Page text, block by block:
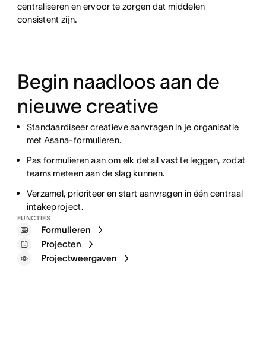
centraliseren en ervoor te zorgen dat middelen
consistent zijn.
Begin naadloos aan de
nieuwe creative
Standaardiseer creatieve aanvragen in je organisatie
met Asana-formulieren.
Pas formulieren aan om elk detail vast te leggen, zodat
teams meteen aan de slag kunnen.
Verzamel, prioriteer en start aanvragen in één centraal
intakeproject.
FUNCTIES
Formulieren
Projecten
Projectweergaven